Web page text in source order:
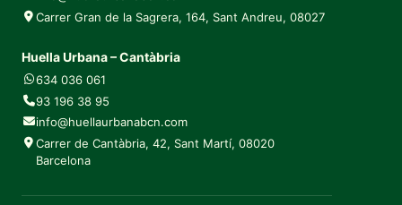
Carrer Gran de la Sagrera, 164, Sant Andreu, 08027
Huella Urbana – Cantàbria
634 036 061
93 196 38 95
info@huellaurbanabcn.com
Carrer de Cantàbria, 42, Sant Martí, 08020
Barcelona